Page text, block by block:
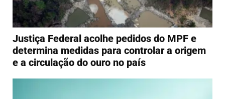
Justiça Federal acolhe pedidos do MPF e
determina medidas para controlar a origem
e a circulação do ouro no país